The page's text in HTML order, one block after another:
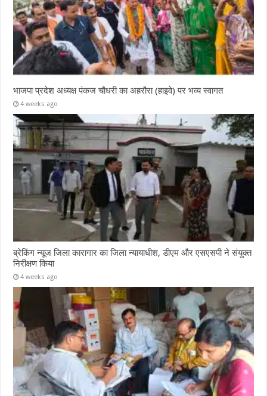
भाजपा प्रदेश अध्यक्ष पंकज चौधरी का अहरौरा (हाइवे) पर भव्य स्वागत
4 weeks ago
ब्रेकिंग न्यूज जिला कारागार का जिला न्यायाधीश, डीएम और एसएसपी ने संयुक्त
निरीक्षण किया
4 weeks ago